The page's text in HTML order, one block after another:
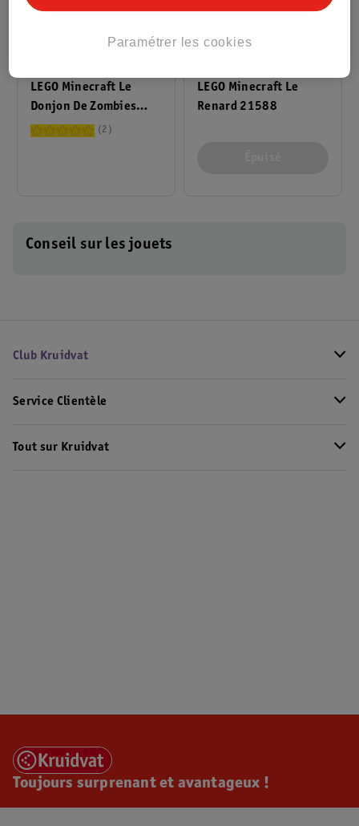
LEGO Minecraft Le
Donjon De Zombies
21587
2
LEGO Minecraft Le
Renard 21588
de
Conseil sur les jouets
Club Kruidvat
Service Clientèle
Tout sur Kruidvat
Toujours surprenant et avantageux !
Paramétrer les cookies